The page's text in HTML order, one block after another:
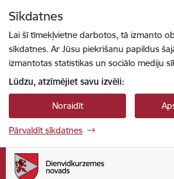
Sīkdatnes
Lai šī tīmekļvietne darbotos, tā izmanto
sīkdatnes. Ar Jūsu piekrišanu papildus
izmantotas statistikas un sociālo mediju
Lūdzu, atzīmējiet savu izvēli:
Noraidīt
Pārvaldīt sīkdatnes